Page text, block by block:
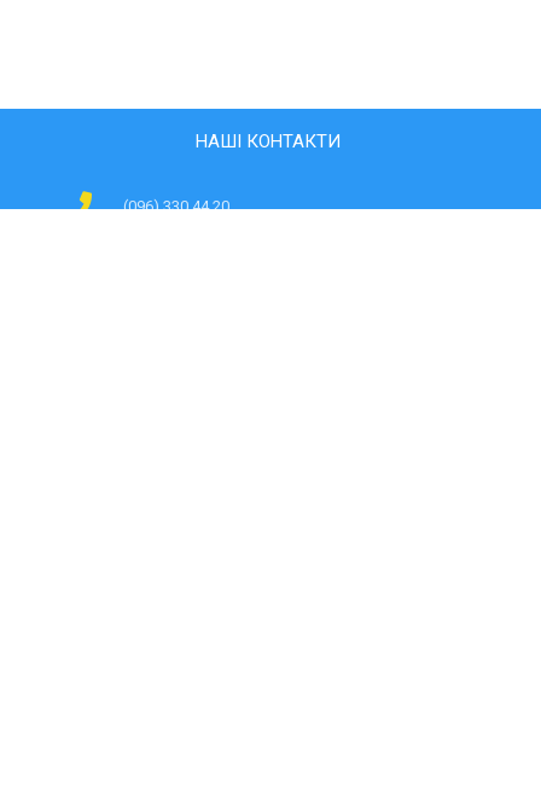
НАШІ КОНТАКТИ
(096) 330 44 20